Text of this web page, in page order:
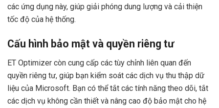
các ứng dụng này, giúp giải phóng dung lượng và cải thiện
tốc độ của hệ thống.
Cấu hình bảo mật và quyền riêng tư
ET Optimizer còn cung cấp các tùy chỉnh liên quan đến
quyền riêng tư, giúp bạn kiểm soát các dịch vụ thu thập dữ
liệu của Microsoft. Bạn có thể tắt các tính năng theo dõi, tắt
các dịch vụ không cần thiết và nâng cao độ bảo mật cho hệ